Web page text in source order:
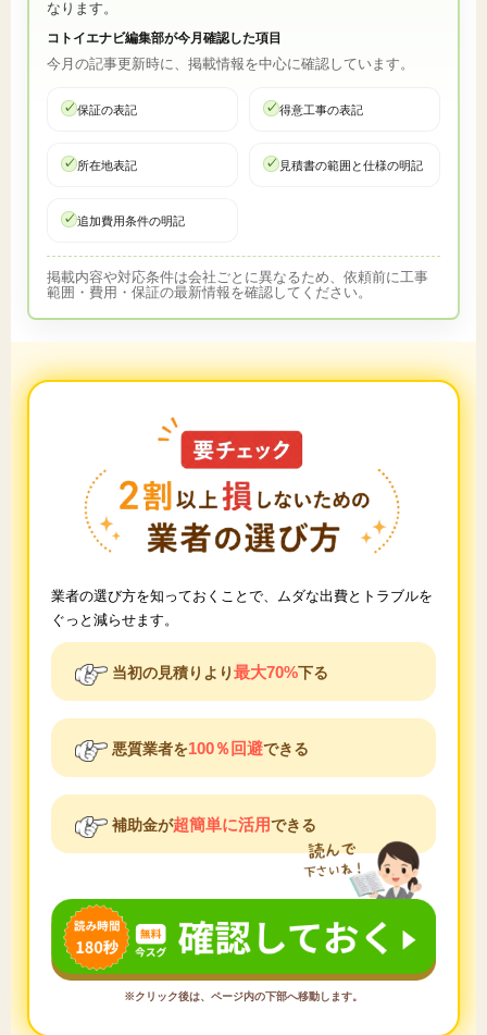
なります。
コトイエナビ編集部が今月確認した項目
今月の記事更新時に、掲載情報を中心に確認しています。
保証の表記 得意工事の表記
所在地表記 見積書の範囲と仕様の明記
追加費用条件の明記
掲載内容や対応条件は会社ごとに異なるため、依頼前に工事
範囲・費用・保証の最新情報を確認してください。
業者の選び方を知っておくことで、ムダな出費とトラブルを
ぐっと減らせます。
当初の見積りより最大70%下る
悪質業者を100％回避できる
補助金が超簡単に活用できる
※クリック後は、ページ内の下部へ移動します。